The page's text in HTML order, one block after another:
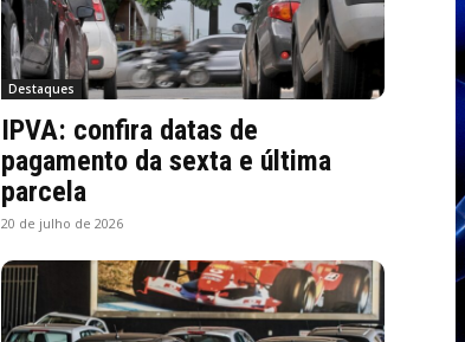
Destaques
IPVA: confira datas de
pagamento da sexta e última
parcela
20 de julho de 2026